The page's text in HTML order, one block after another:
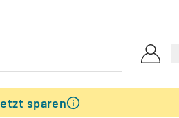
sparen